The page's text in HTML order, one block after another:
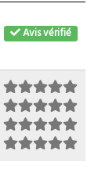
Avis vérifié